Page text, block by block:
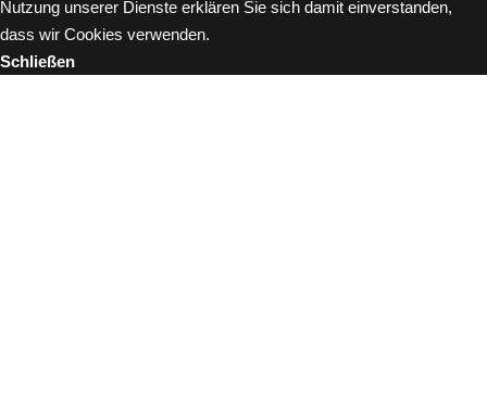
Nutzung unserer Dienste erklären Sie sich damit einverstanden,
dass wir Cookies verwenden.
Schließen